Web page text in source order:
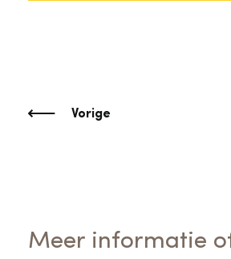
Vorige
Meer informatie